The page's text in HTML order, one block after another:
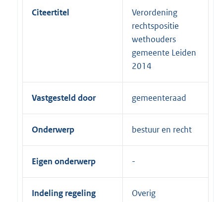
Citeertitel
Verordening
rechtspositie
wethouders
gemeente Leiden
2014
Vastgesteld door gemeenteraad
Onderwerp bestuur en recht
Eigen onderwerp
Indeling regeling Overig